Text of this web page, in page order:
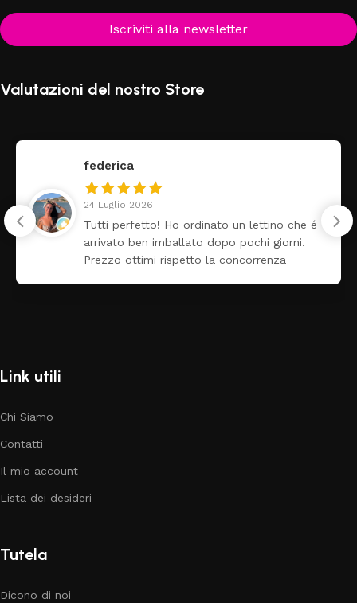
Iscriviti alla newsletter
Valutazioni del nostro Store
federica
24 Luglio 2026
Tutti perfetto! Ho ordinato un lettino che é
arrivato ben imballato dopo pochi giorni.
Prezzo ottimi rispetto la concorrenza
Link utili
Chi Siamo
Contatti
Il mio account
Lista dei desideri
Tutela
Dicono di noi